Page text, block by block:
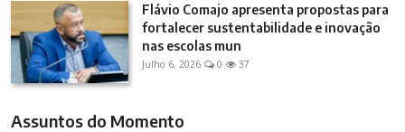
Flávio Comajo apresenta propostas para
fortalecer sustentabilidade e inovação
nas escolas mun
Julho 6, 2026 0 37
Assuntos do Momento